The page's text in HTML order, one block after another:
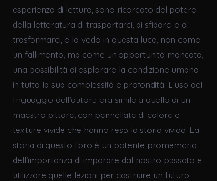
esperienza di lettura, sono ricordato del potere
della letteratura di trasportarci, di sfidarci e di
trasformarci, e lo vedo in questa luce, non come
un fallimento, ma come un’opportunità mancata,
una possibilità di esplorare la condizione umana
in tutta la sua complessità e profondità. L’uso del
linguaggio dell’autore era simile a quello di un
maestro pittore, con pennellate di colore e
texture vivide che hanno reso la storia vivida. La
storia di questo libro è un potente promemoria
dell’importanza di imparare dal nostro passato e
utilizzare quelle lezioni per costruire un futuro